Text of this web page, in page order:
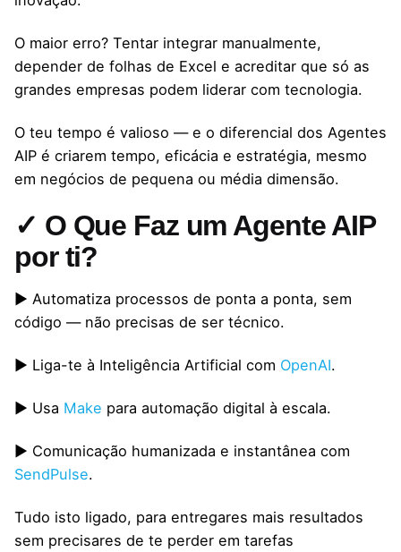
O maior erro? Tentar integrar manualmente,
depender de folhas de Excel e acreditar que só as
grandes empresas podem liderar com tecnologia.
O teu tempo é valioso — e o diferencial dos Agentes
AIP é criarem tempo, eficácia e estratégia, mesmo
em negócios de pequena ou média dimensão.
✓ O Que Faz um Agente AIP
por ti?
▶ Automatiza processos de ponta a ponta, sem
código — não precisas de ser técnico.
▶ Liga-te à Inteligência Artificial com OpenAI.
▶ Usa Make para automação digital à escala.
▶ Comunicação humanizada e instantânea com
SendPulse.
Tudo isto ligado, para entregares mais resultados
sem precisares de te perder em tarefas